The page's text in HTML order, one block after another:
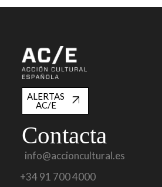
ALERTAS
AC/E
Contacta
info@accioncultural.es
+34 91 700 4000